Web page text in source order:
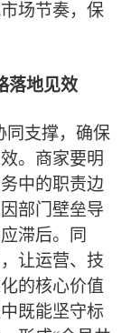
场节奏，保
落地见效
同支撑，确保
。商家要明
中的职责边
部门壁垒导
滞后。同
让运营、技
的核心价值
既能坚守标